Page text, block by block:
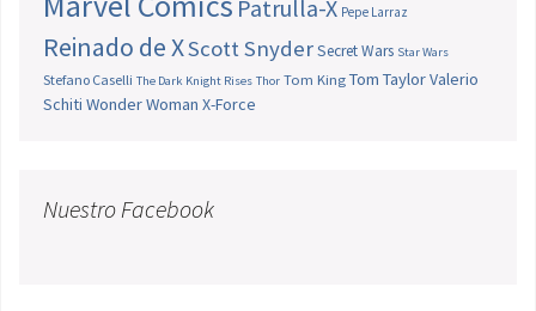
Patrulla-X Pepe Larraz
Reinado de XScott SnyderSecret Wars Star Wars
Stefano Caselli The Dark Knight Rises Thor Tom King Tom TaylorValerio
Schiti Wonder Woman X-Force
Nuestro Facebook